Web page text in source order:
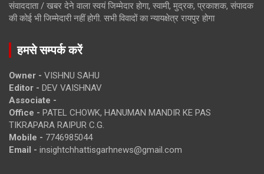
संवाददाता / खबर देने वाला स्वयं जिम्मेदार होगा, स्वामी, मुद्रक, प्रकाशक, संपादक
की कोई भी जिम्मेदारी नहीं होगी. सभी विवादों का न्यायक्षेत्र रायपुर होगा
हमसे सम्पर्क करें
Owner - VISHNU SAHU
Editor - DEV VAISHNAV
Associate -
Office - PATEL CHOWK, HANUMAN MANDIR KE PAS
TIKRAPARA RAIPUR C.G.
Mobile - 7746985044
Email - insightchhattisgarhnews@gmail.com